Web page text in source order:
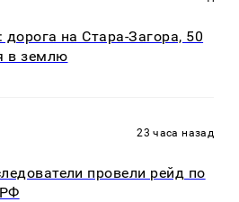
дорога на Стара-Загора, 50
в землю
23 часа назад
провели рейд по